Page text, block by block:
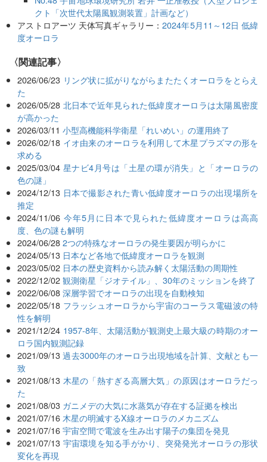
クト「次世代太陽風観測装置」計画など）
アストロアーツ 天体写真ギャラリー：2024年5月11～12日 低緯
度オーロラ
関連記事
2026/06/23 リング状に拡がりながらまたたくオーロラをとらえ
た
2026/05/28 北日本で近年見られた低緯度オーロラは太陽風密度
が高かった
2026/03/11 小型高機能科学衛星「れいめい」の運用終了
2026/02/18 イオ由来のオーロラを利用して木星プラズマの形を
求める
2025/03/04 星ナビ4月号は「土星の環が消失」と「オーロラの
色の謎」
2024/12/13 日本で撮影された青い低緯度オーロラの出現場所を
推定
2024/11/06 今年5月に日本で見られた低緯度オーロラは高高
度、色の謎も解明
2024/06/28 2つの特殊なオーロラの発生要因が明らかに
2024/05/13 日本など各地で低緯度オーロラを観測
2023/05/02 日本の歴史資料から読み解く太陽活動の周期性
2022/12/02 観測衛星「ジオテイル」、30年のミッションを終了
2022/06/08 深層学習でオーロラの出現を自動検知
2022/05/18 フラッシュオーロラから宇宙のコーラス電磁波の特
性を解明
2021/12/24 1957-8年、太陽活動が観測史上最大級の時期のオー
ロラ国内観測記録
2021/09/13 過去3000年のオーロラ出現地域を計算、文献とも一
致
2021/08/13 木星の「熱すぎる高層大気」の原因はオーロラだっ
た
2021/08/03 ガニメデの大気に水蒸気が存在する証拠を検出
2021/07/16 木星の明滅するX線オーロラのメカニズム
2021/07/16 宇宙空間で電波を生み出す陽子の集団を発見
2021/07/13 宇宙環境を知る手がかり、突発発光オーロラの形状
変化を再現